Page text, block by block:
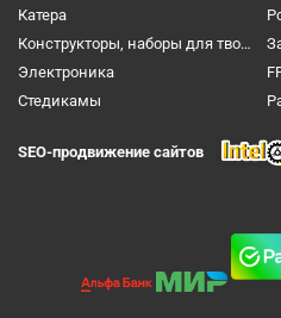
Катера
Конструкторы, наборы для творчества и настольные игры
Электроника
Cтедикамы
SEO-продвижение сайтов